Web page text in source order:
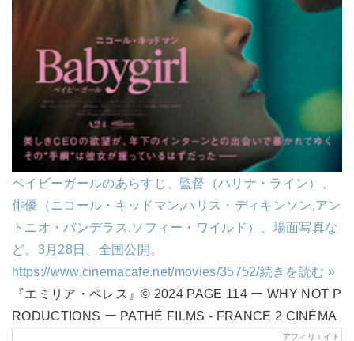
ベイビーガールのあらすじ、監督（ハリナ・ライン）、
俳優（ニコール・キッドマン,ハリス・ディキンソン,アン
トニオ・バンデラス,ソフィー・ワイルド）、場面写真な
ど。3月28日、全国公開。
https://www.cinemacafe.net/movies/35752/続きを読む »
『エミリア・ペレス』© 2024 PAGE 114 ー WHY NOT P
RODUCTIONS ー PATHÉ FILMS - FRANCE 2 CINÉMA